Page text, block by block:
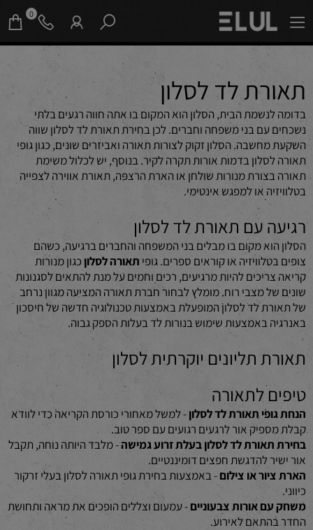
0
תאורת לד לסלון
בדומה לנשמת הבית, הסלון הוא המקום בו אתה חווה רגעים בלתי
נשכחים עם בני משפחה וחברים. לכן בחירת תאורת לד לסלון שווה
השקעת מחשבה. הסלון זקוק לצורות תאורה ואביזרים שונים, כגון גופי
תאורה לסלון בדמות אורות תקרה לקיר. בנוסף, יש לכלול משימת
תאורה בצורת מנורות שולחן או הארת הרצפה, תאורת אווירה לצפייה
בטלוויזיה או למפגש אינטימי.
רגיעה עם תאורת לד לסלון
הסלון הוא מקום בו מבלים בני המשפחה והחברים ברגיעה, כשהם
צופים בטלוויזיה או קוראים ספרים. גופי תאורה לסלון כגון מנורות
קריאה צריכים להיות מרגיעים, רכים וחמים על מנת להתאים לסגנונות
שונים של מצבי רוח. מומלץ לבחור חברת תאורה המציעה מגוון נרחב
של תאורת לד לסלון המופעלת באמצעות טכנולוגיה חדשה של חיסכון
באנרגיה באמצעות שימוש בנורות לד בעלות הספק גבוה.
תאורת תליונים יוקרתית לסלון
טיפים לתאורה
הנחת גופי תאורת לד לסלון- למשל מאחורי כורסת הקריאה כדי לוודא
קבלת מספיק אור לרגעים רגועים עם ספר טוב.
בחירת תאורת לד לסלון בעלת זרוע גמישה- מלבד היותה נוחה, תקבל
אור ישיר להדגשת חפצים דומיננטיים.
הארת ציור או צילום- באמצעות בחירת גופי תאורה לסלון בעלי זרקור
כיווני.
משחק עם אורות צבעוניים- עמעום וצללים הופכים את מראה ותחושת
החדר בהתאם לאירוע.